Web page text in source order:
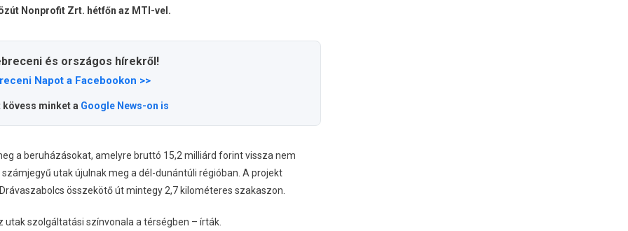
Nonprofit Zrt. hétfőn az MTI-vel.
és országos hírekről!
Napot a Facebookon >>
minket a Google News-on is
a beruházásokat, amelyre bruttó 15,2 milliárd forint vissza nem
utak újulnak meg a dél-dunántúli régióban. A projekt
összekötő út mintegy 2,7 kilométeres szakaszon.
szolgáltatási színvonala a térségben – írták.